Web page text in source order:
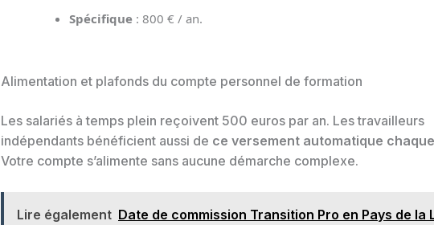
Spécifique : 800 € / an.
Alimentation et plafonds du compte personnel de formation
Les salariés à temps plein reçoivent 500 euros par an. Les travailleurs
indépendants bénéficient aussi de ce versement automatique
Votre compte s’alimente sans aucune démarche complexe.
Lire également Date de commission Transition Pro en Pays de la